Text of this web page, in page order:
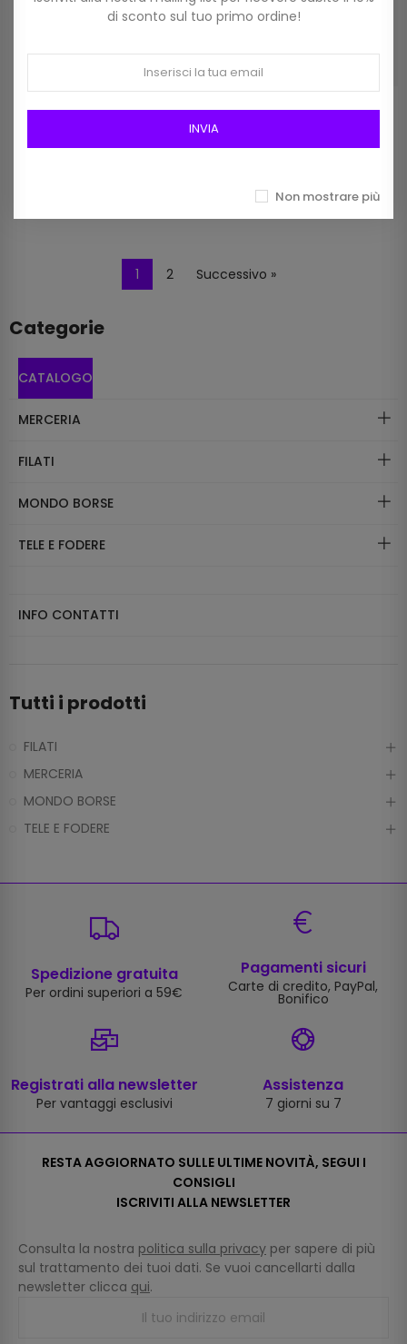
Manico Quadrato In Metallo
Oro
Manico Quadrato In Metallo
Cm 12,5 Art Ma260g Colore
Silver
1 2 Successivo »
Categorie
CATALOGO
MERCERIA
FILATI
MONDO BORSE
TELE E FODERE
INFO CONTATTI
Tutti i prodotti
FILATI
MERCERIA
MONDO BORSE
TELE E FODERE
Spedizione gratuita
Per ordini superiori a 59€
Pagamenti sicuri
Carte di credito, PayPal,
Bonifico
Registrati alla newsletter
Per vantaggi esclusivi
Assistenza
7 giorni su 7
RESTA AGGIORNATO SULLE ULTIME NOVITÀ, SEGUI I
CONSIGLI
ISCRIVITI ALLA NEWSLETTER
Consulta la nostra politica sulla privacy per sapere di più
sul trattamento dei tuoi dati. Se vuoi cancellarti dalla
newsletter clicca qui.
di sconto sul tuo primo ordine!
INVIA
Non mostrare più